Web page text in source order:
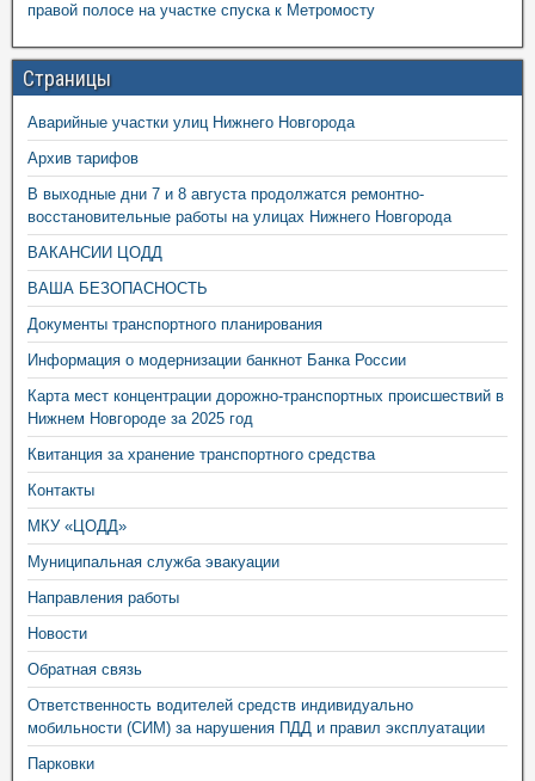
правой полосе на участке спуска к Метромосту
Страницы
Аварийные участки улиц Нижнего Новгорода
Архив тарифов
В выходные дни 7 и 8 августа продолжатся ремонтно-
восстановительные работы на улицах Нижнего Новгорода
ВАКАНСИИ ЦОДД
ВАША БЕЗОПАСНОСТЬ
Документы транспортного планирования
Информация о модернизации банкнот Банка России
Карта мест концентрации дорожно-транспортных происшествий в
Нижнем Новгороде за 2025 год
Квитанция за хранение транспортного средства
Контакты
МКУ «ЦОДД»
Муниципальная служба эвакуации
Направления работы
Новости
Обратная связь
Ответственность водителей средств индивидуально
мобильности (СИМ) за нарушения ПДД и правил эксплуатации
Парковки